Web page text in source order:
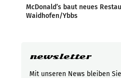
McDonald’s baut neues
Waidhofen/Ybbs
newsletter
Mit unseren News bleiben